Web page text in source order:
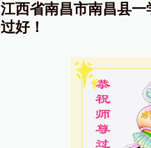
江西省南昌市南昌县
过好！